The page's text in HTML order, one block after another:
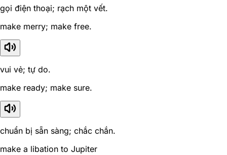
gọi điện thoại; rạch một vết.
make merry; make free.
vui vẻ; tự do.
make ready; make sure.
chuẩn bị sẵn sàng; chắc chắn.
make a libation to Jupiter